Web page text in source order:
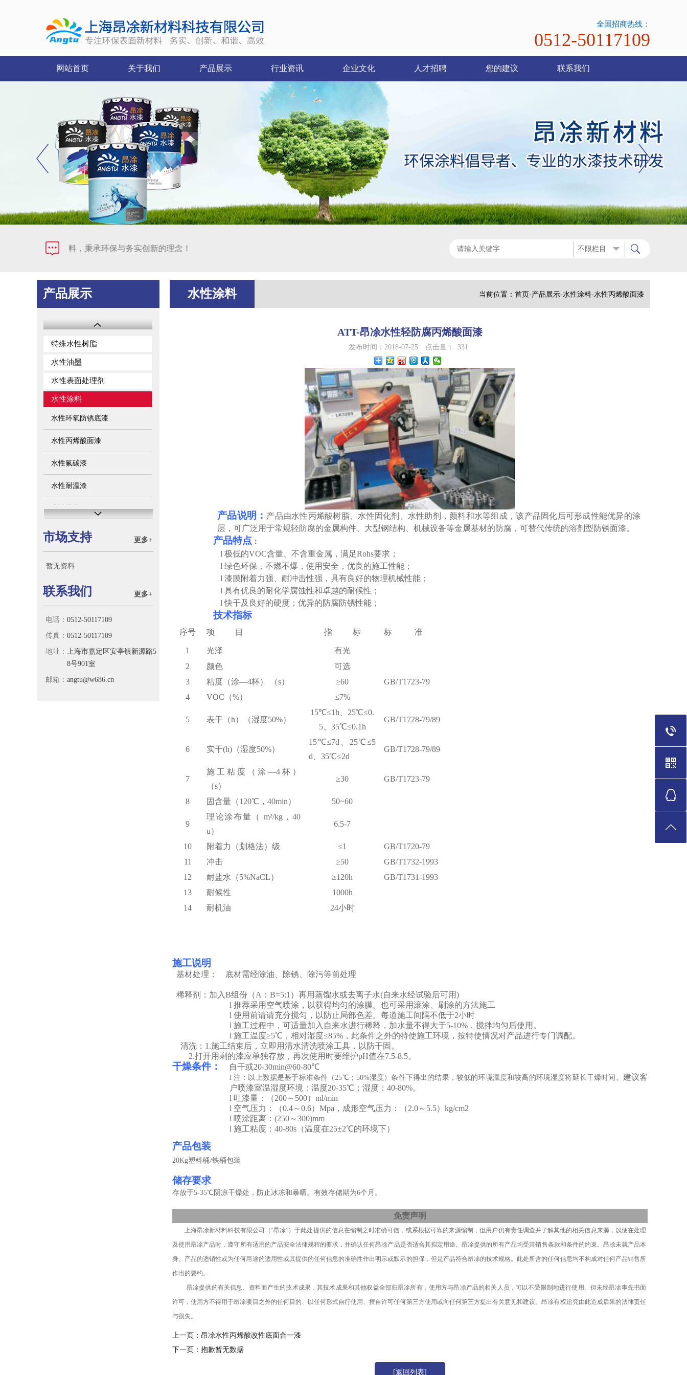
全国招商热线：
0512-50117109
网站首页 关于我们 产品展示 行业资讯 企业文化 人才招聘 您的建议 联系我们
谐！昂凃新材料，秉承环保与务实创新的理念！ 不限栏目
产品展示
特殊水性树脂
水性油墨
水性表面处理剂
水性涂料
水性环氧防锈底漆
水性丙烯酸面漆
水性氟碳漆
水性耐温漆
水性烤漆
水性绝缘漆
市场支持 更多+
暂无资料
联系我们 更多+
电话： 0512-50117109
传真： 0512-50117109
地址： 上海市嘉定区安亭镇新源路5
8号901室
邮箱： angtu@w686.cn
水性涂料 当前位置： 首页-产品展示-水性涂料-水性丙烯酸面漆
ATT-昂凃水性轻防腐丙烯酸面漆
发布时间：2018-07-25 点击量： 331
产品说明： 产品由水性丙烯酸树脂、水性固化剂、水性助剂，颜料和水等组成，该产品固化后可形成性能优异的涂
层，可广泛用于常规轻防腐的金属构件、大型钢结构、机械设备等金属基材的防腐，可替代传统的溶剂型防锈面漆。
产品特点 ：
l 极低的VOC含量 不含重金属，满足Rohs要求；
l 绿色环保，不燃不爆，使用安全，优良的施工性能；
l 漆膜附着力强、耐冲击性强，具有良好的物理机械性能；
l 具有优良的耐化学腐蚀性和卓越的耐候性；
l快干及良好的硬度；优异的防腐防锈性能；
技术指标
序号 项 目 指 标 标 准
1 光泽
有光
2
颜色
可选
3
粘度（涂—4杯） （s） ≥60
GB/T1723-79
4
VOC（%） ≤7%
5 表干（h） （湿度50%）
15℃≤1h、25℃≤0.
5、35℃≤0.1h
GB/T1728-79/89
6 实干(h)（湿度50%）
15℃≤7d、25℃≤5
d、35℃≤2d
GB/T1728-79/89
7
施工粘度（涂—4杯）
（s）
≥30 GB/T1723-79
8 固含量（120℃，40min） 50~60
9
理论涂布量（ m²/kg ，40
u）
6.5-7
10 附着力（划格法）级 ≤1
GB/T1720-79
11
冲击 ≥50
GB/T1732-1993
12
耐盐水（5%NaCL） ≥1 20h
GB/T1731-1993
13
耐候性
1000h
14
耐机油 24小时
施工说明
基材处理： 底材需经除油、除锈 、除污等前处理
稀释剂： 加入B组份（A：B=5:1）再用蒸馏水或去离子水(自来水经试验后可用)
l 推荐采用空气喷涂，以获得均匀的涂膜。也可采用滚涂、刷涂的方法施工
l 使用前请请充分搅匀，以防止局部色差。每道施工间隔不低于2小时
l 施工过程中， 可适量加入自来水进行稀释，加水量不得大于5-10%，搅拌均匀后使用。
l 施工温度≥5℃ ，相对湿度≤85%，此条件之外的特使施工环境， 按特使情况对产品进行专门调配。
清洗： 1.施工结束后 ， 立即用清水清洗喷涂工具，以防干固。
2.打开用剩的漆应单独存放，再次使用时要维护pH值在7.5-8.5。
干燥条件： 自干或20-30min@60-80℃
l注：以上数据是基于标准条件（25℃；50%湿度）条件下得出的结果，较低的环境温度和较高的环境湿度将延长干燥时间。 建议客
户喷漆室温湿度环境：温度20-35℃ ；湿度： 40-80%。
l 吐漆量：（200～500）ml/min
l 空气压力：（0.4～0.6）Mpa，成形空气压力：（2.0～5.5）kg/cm2
l 喷涂距离： (250～300)mm
l 施工粘度： 40-80s（温度在25±2℃的环境下）
产品包装
20Kg塑料桶/铁桶包装
储存要求
存放于5-35℃阴凉干燥处，防止冰冻和暴晒。 有效存储期为6个月。
免责声明
上海昂凃新材料科技有限公司 （“昂凃”）于此处提供的信息在编制之时准确可信， 或系根据可靠的来源编制，但用户仍有责任调查并了解其他的相关信息来源，以便在处理
及使用昂凃产品时，遵守所有适用的产品安全法律规程的要求，并确认任何昂凃产品是否适合其拟定用途。 昂凃提供的所有产品均受其销售条款和条件的约束。 昂凃未就产品本
身、 产品的适销性或为任何用途的适用性或其提供的任何信息的准确性作出明示或默示的担保，但是产品符合昂凃的技术规格。此处所含的任何信息均不构成对任何产品销售所
作出的要约。
昂凃提供的有关信息、 资料而产生的技术成果，其技术成果和其他权益全部归昂凃所有，使用方与昂凃产品的相关人员，可以不受限制地进行使用。 但未经昂凃事先书面
许可，使用方不得用于昂凃项目 之外的任何目的、以任何形式自行使用、擅自许可任何第三方使用或向任何第三方提出有关意见和建议。昂凃有权追究由此造成后果的法律责任
与损失。
上一页： 昂凃水性丙烯酸改性底面合一漆
下一页： 抱歉暂无数据
[返回列表]